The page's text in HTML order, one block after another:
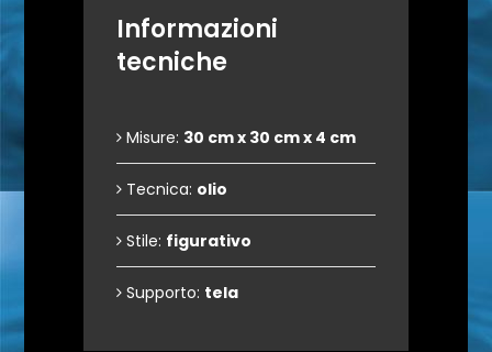
Informazioni
tecniche
Misure: 30 cm x 30 cm x 4 cm
Tecnica: olio
Stile: figurativo
Supporto: tela